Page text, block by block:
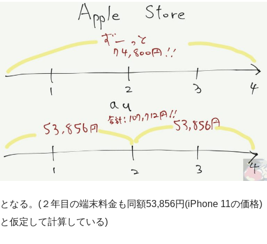
となる。(２年目の端末料金も同額53,856円(iPhone 11の価格)
と仮定して計算している)